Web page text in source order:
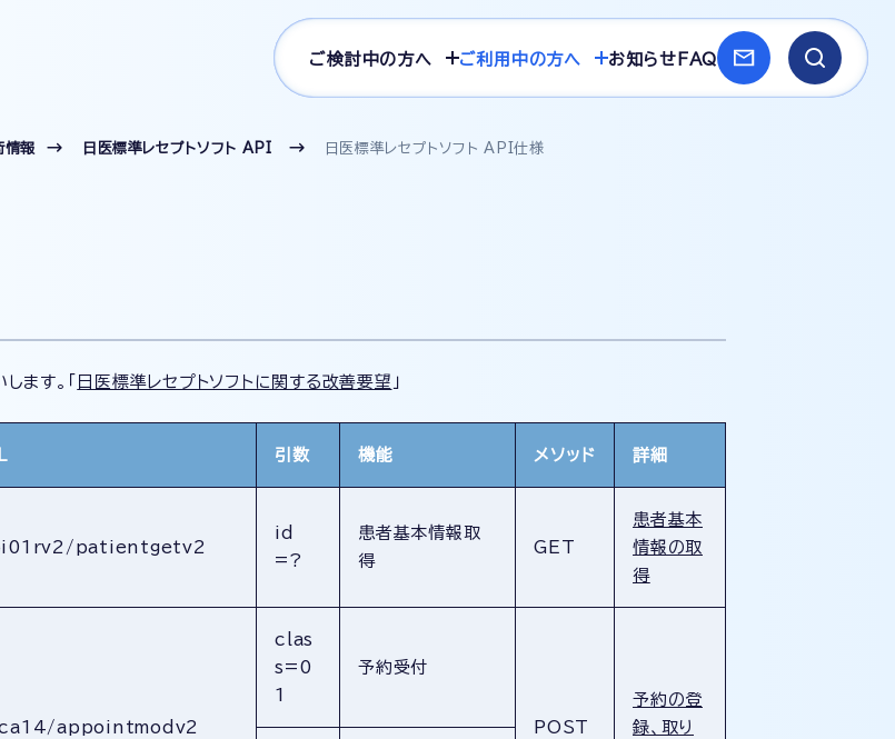
ご検討中の方へ ご利用中の方へ お知らせ FAQ
情報 日医標準レセプトソフト API 日医標準レセプトソフト API仕様
ます。「 日医標準レセプトソフトに関する改善要望 」
引数 機能 メソッド 詳細
patientgetv2
id
=?
患者基本情報取
得
GET
患者基本
情報の取
得
appointmodv2
clas
s=0
1
予約受付
POST
予約の登
録、取り